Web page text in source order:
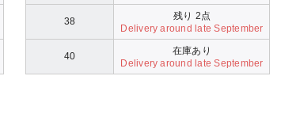
38
残り 2点
Delivery around late September
40
在庫あり
Delivery around late September